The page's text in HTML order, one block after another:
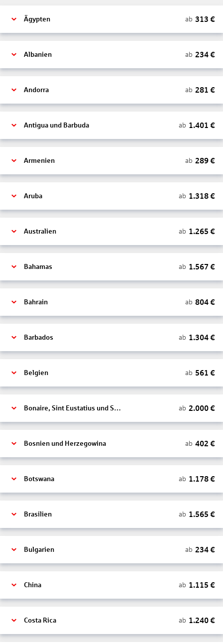
Ägypten ab 313 €
Albanien ab 234€
Andorra ab 281 €
Antigua und Barbuda ab 1.401 €
Armenien ab 289€
Aruba ab 1.318€
Australien ab 1.265 €
Bahamas ab 1.567 €
Bahrain ab 804€
Barbados ab 1.304€
Belgien ab 561 €
Bonaire, Sint Eustatius und Saba ab 2.000€
Bosnien und Herzegowina ab 402 €
Botswana ab 1.178€
Brasilien ab 1.565 €
Bulgarien ab 234€
China ab 1.115 €
Costa Rica ab 1.240€